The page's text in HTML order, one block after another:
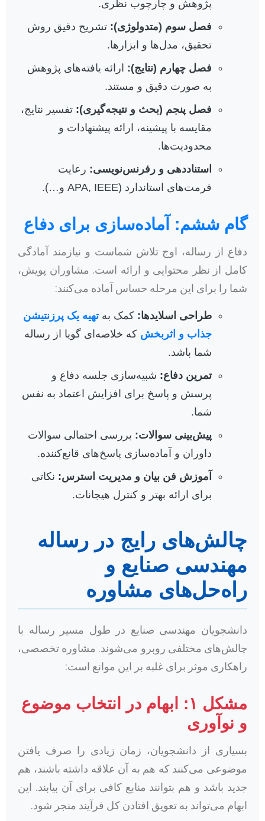
پژوهش و چارچوب نظری.
فصل سوم (متدولوژی): تشریح دقیق روش
تحقیق، مدل‌ها و ابزارها.
فصل چهارم (نتایج): ارائه یافته‌های پژوهش
به صورت دقیق و مستند.
فصل پنجم (بحث و نتیجه‌گیری): تفسیر نتایج،
مقایسه با پیشینه، ارائه پیشنهادات و
محدودیت‌ها.
استناددهی و رفرنس‌نویسی: رعایت
فرمت‌های استاندارد (APA, IEEE و…).
گام ششم: آماده‌سازی برای دفاع
دفاع از رساله، اوج تلاش شماست و نیازمند آمادگی
کامل از نظر محتوایی و ارائه است. مشاوران پویش،
شما را برای این مرحله حساس آماده می‌کنند:
طراحی اسلایدها: کمک بهتهیه یک پرزنتیشن
جذاب و اثربخش که خلاصه‌ای گویا از رساله
شما باشد.
تمرین دفاع: شبیه‌سازی جلسه دفاع و
پرسش و پاسخ برای افزایش اعتماد به نفس
شما.
پیش‌بینی سوالات: بررسی احتمالی سوالات
داوران و آماده‌سازی پاسخ‌های قانع‌کننده.
آموزش فن بیان و مدیریت استرس: نکاتی
برای ارائه بهتر و کنترل هیجانات.
چالش‌های رایج در رساله
مهندسی صنایع و
راه‌حل‌های مشاوره
دانشجویان مهندسی صنایع در طول مسیر رساله با
چالش‌های مختلفی روبرو می‌شوند. مشاوره تخصصی،
راهکاری موثر برای غلبه بر این موانع است:
مشکل ۱: ابهام در انتخاب موضوع
و نوآوری
بسیاری از دانشجویان، زمان زیادی را صرف یافتن
موضوعی می‌کنند که هم به آن علاقه داشته باشند، هم
جدید باشد و هم بتوانند منابع کافی برای آن بیابند. این
ابهام می‌تواند به تعویق افتادن کل فرآیند منجر شود.